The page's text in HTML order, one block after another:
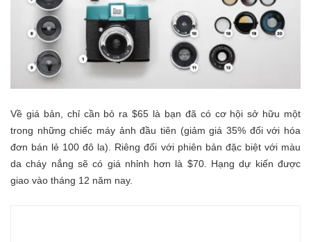
Về giá bản, chỉ cần bỏ ra $65 là bạn đã có cơ hội sở hữu một
trong những chiếc máy ảnh đầu tiên (giảm giá 35% đối với hóa
đơn bán lẻ 100 đô la). Riêng đối với phiên bản đặc biệt với màu
da cháy nắng sẽ có giá nhỉnh hơn là $70. Hạng dự kiến được
giao vào tháng 12 năm nay.